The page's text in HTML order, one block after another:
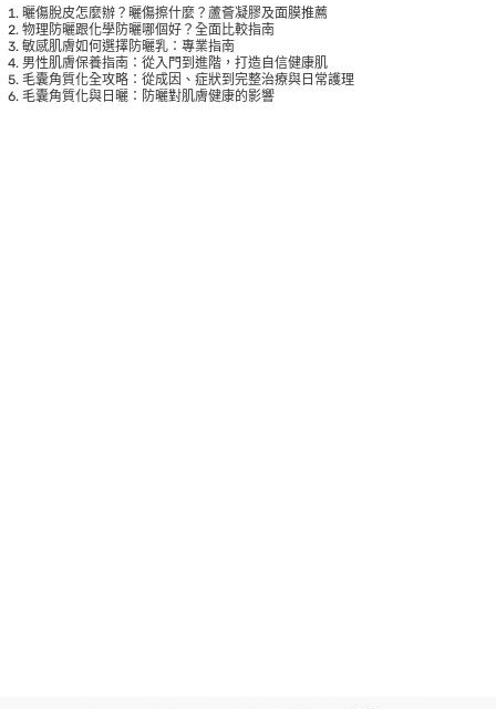
曬傷脫皮怎麼辦？曬傷擦什麼？蘆薈凝膠及面膜推薦
物理防曬跟化學防曬哪個好？全面比較指南
敏感肌膚如何選擇防曬乳：專業指南
男性肌膚保養指南：從入門到進階，打造自信健康肌
毛囊角質化全攻略：從成因、症狀到完整治療與日常護理
毛囊角質化與日曬：防曬對肌膚健康的影響